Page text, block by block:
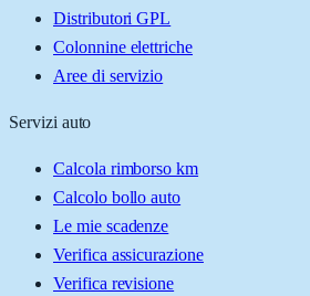
Distributori GPL
Colonnine elettriche
Aree di servizio
Servizi auto
Calcola rimborso km
Calcolo bollo auto
Le mie scadenze
Verifica assicurazione
Verifica revisione